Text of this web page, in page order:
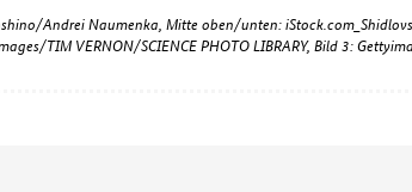
Andrei Naumenka, Mitte oben/unten:
TIM VERNON/SCIENCE PHOTO LIBRARY, Bild 3: